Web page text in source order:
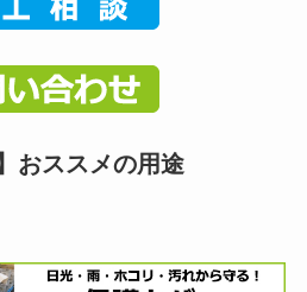
おススメの用途